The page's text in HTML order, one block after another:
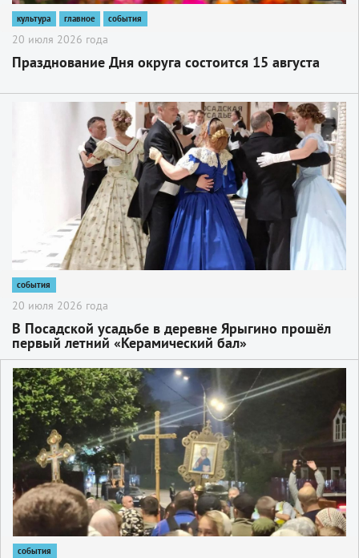
культура главное события
20 июля 2026 года
Празднование Дня округа состоится 15 августа
события
20 июля 2026 года
В Посадской усадьбе в деревне Ярыгино прошëл
первый летний «Керамический бал»
2
события